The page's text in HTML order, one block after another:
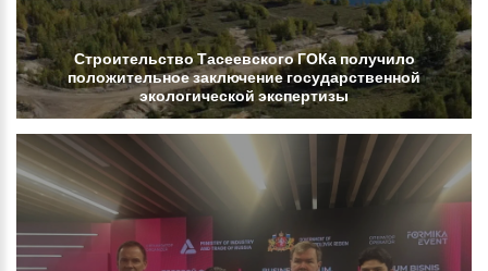
СтроительствоТасеевскогоГОКаполучило
положительноезаключениегосударственной
экологической экспертизы